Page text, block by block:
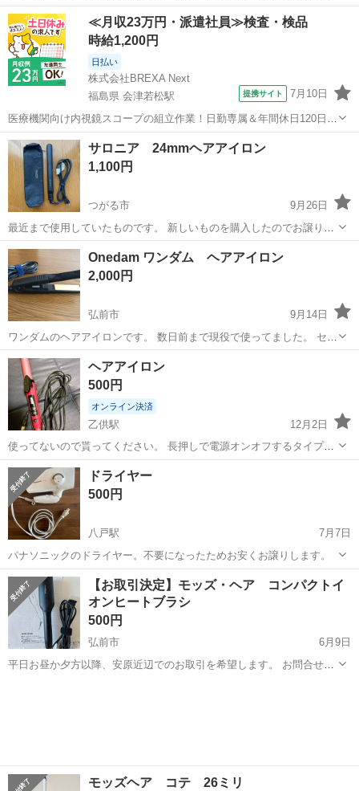
だけます！ なお、現状でのお渡しとなりますので、あらかじめご了承
の程お願いいたします。 ■ドライヤー ione TESCOM TID451(箱無し)
■カール...
青森 上北郡 美容家電 ドライヤー
≪月収23万円・派遣社員≫検査・検品
時給1,200円
日払い
株式会社BREXA Next
福島県 会津若松駅
提携サイト 7月10日
医療機関向け内視鏡スコープの組立作業！日勤専属＆年間休日120日
★◎20代～40代の男女活躍中！送迎あり！マイカー通勤OK◎無料駐車
場あり★日払いあり◎空調完備で快適作業！《福島県会津若松市》 人
気の工場のお仕事 ◇医療機...
福島 会津若松市
サロニア 24mmヘアアイロン
1,100円
つがる市
9月26日
最近まで使用していたものです。 新しいものを購入したのでお譲りし
ます。
青森 つがる市 サロニア
Onedam ワンダム ヘアアイロン
2,000円
弘前市
9月14日
ワンダムのヘアアイロンです。 数日前まで現役で使ってました。 セッ
トする時間も無くなってきたので手放そうと思い出品します。 使用感
青森 弘前市 美容家電
ヘアアイロン
500円
オンライン決済
乙供駅
12月2日
使ってないので貰ってください。 長押しで電源オンオフするタイプで
す。 全然壊れてないで使えます。 箱は無いです。
青森 上北郡 乙供駅
ドライヤー
500円
八戸駅
7月7日
パナソニックのドライヤー。不要になったためお安くお譲りします。
青森 八戸市 八戸駅 美容家電
【お取引決定】モッズ・ヘア コンパクトイ
オンヒートブラシ
500円
弘前市
6月9日
平日お昼か夕方以降、安原近辺でのお取引を希望します。 お問合せの
モッズヘア コテ 26ミリ